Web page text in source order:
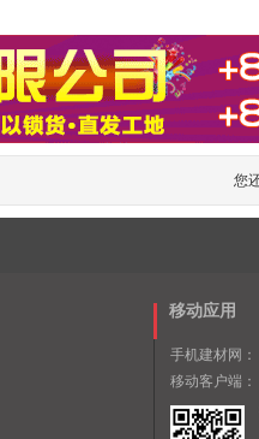
您
移动应用
手机建材网：
移动客户端：